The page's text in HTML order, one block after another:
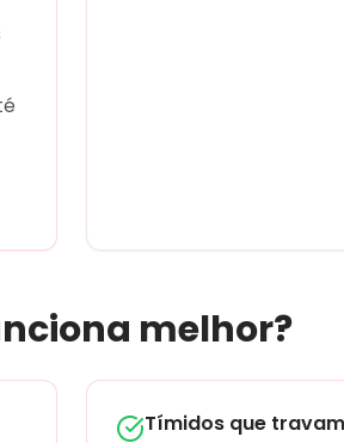
melhor?
Tímidos que